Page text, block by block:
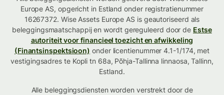
Europe AS, opgericht in Estland onder registratienummer
16267372. Wise Assets Europe AS is geautoriseerd als
beleggingsmaatschappij en wordt gereguleerd door de Estse
autoriteit voor financieel toezicht en afwikkeling
(Finantsinspektsioon) onder licentienummer 4.1-1/174, met
vestigingsadres te Kopli tn 68a, Põhja-Tallinna linnaosa, Tallinn,
Estland.
Alle beleggingsdiensten worden verstrekt door de